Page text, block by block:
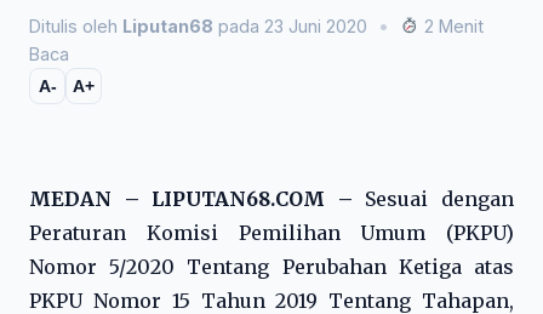
Ditulis oleh Liputan68 pada 23 Juni 2020 •
2 Menit
Baca
A- A+
MEDAN – LIPUTAN68.COM – Sesuai dengan
Peraturan Komisi Pemilihan Umum (PKPU)
Nomor 5/2020 Tentang Perubahan Ketiga atas
PKPU Nomor 15 Tahun 2019 Tentang Tahapan,